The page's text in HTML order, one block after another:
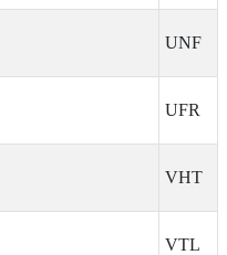
UNF
UFR
VHT
VTL